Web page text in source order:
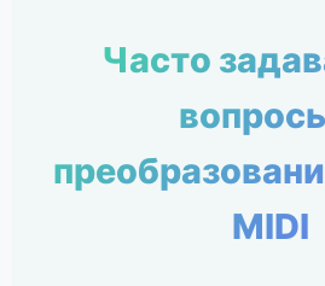
Часто
MIDI